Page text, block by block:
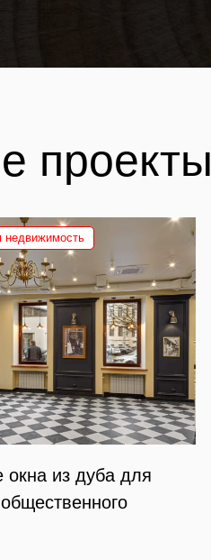
проекты
недвижимость
из дуба для